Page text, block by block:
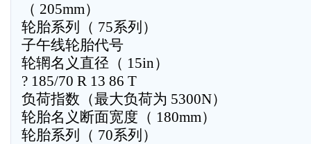
（ 205mm）
轮胎系列（ 75系列）
子午线轮胎代号
轮辋名义直径（ 15in）
? 185/70 R 13 86 T
负荷指数（最大负荷为 5300N）
轮胎名义断面宽度（ 180mm）
轮胎系列（ 70系列）